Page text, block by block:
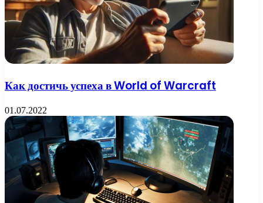
Как достичь успеха в World of Warcraft
01.07.2022